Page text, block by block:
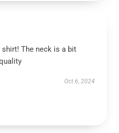
The neck is a bit
Oct 6, 2024